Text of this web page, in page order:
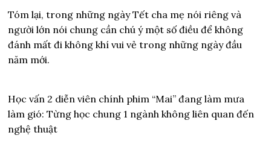
Tóm lại, trong những ngày Tết cha mẹ nói riêng và
người lớn nói chung cần chú ý một số điều để không
đánh mất đi không khí vui vẻ trong những ngày đầu
năm mới.
Học vấn 2 diễn viên chính phim “Mai” đang làm mưa
làm gió: Từng học chung 1 ngành không liên quan đến
nghệ thuật